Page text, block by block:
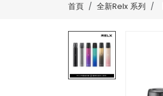
首頁 全新Relx 系列